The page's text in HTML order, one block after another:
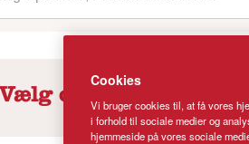
Vælg opskrift kategori
Cookies
Vi bruger cookies til, at få vores
i forhold til sociale medier og
hjemmeside på vores sociale